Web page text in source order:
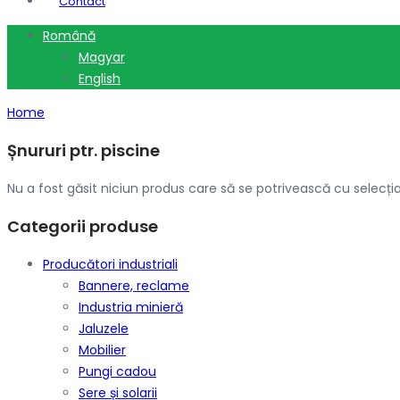
Română
Magyar
English
Home
Șnururi ptr. piscine
Nu a fost găsit niciun produs care să se potrivească cu
Categorii produse
Producători industriali
Bannere, reclame
Industria minieră
Jaluzele
Mobilier
Pungi cadou
Sere și solarii